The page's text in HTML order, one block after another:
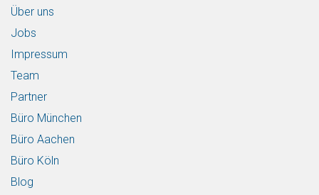
Über uns
Jobs
Impressum
Team
Partner
Büro München
Büro Aachen
Büro Köln
Blog